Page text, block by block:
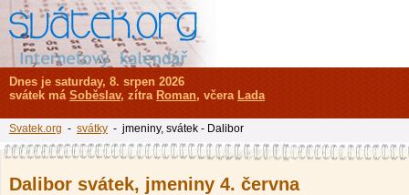
Dalibor svátek, jmeniny 4. června
Dnes je saturday, 8. srpen 2026
svátek má Soběslav, zítra Roman, včera Lada
Svatek.org - svátky - jmeniny, svátek - Dalibor